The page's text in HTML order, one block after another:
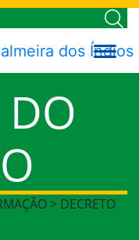
DO
> DECRETO